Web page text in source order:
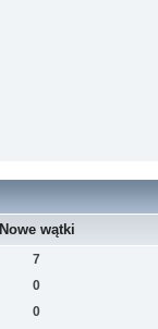
Nowe wątki
7
0
0